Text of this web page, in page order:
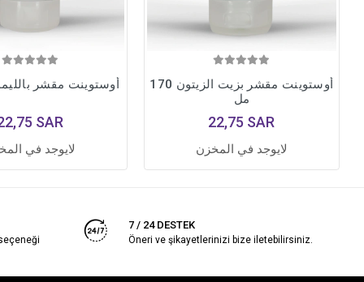
أوستوينت مقشر بالليمون
SAR
لايوجد في
أوستوينت مقشر بزيت الزيتون 170
مل
22,75 SAR
لايوجد في المخزن
7 / 24 DESTEK
Öneri ve şikayetlerinizi bize iletebilirsiniz.